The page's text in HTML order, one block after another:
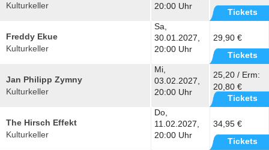
Kulturkeller
20:00 Uhr
Tickets
Freddy Ekue
Kulturkeller
Sa,
30.01.2027,
20:00 Uhr
29,90 €
Tickets
Jan Philipp Zymny
Kulturkeller
Mi,
03.02.2027,
20:00 Uhr
25,20 / Erm:
20,80 €
Tickets
The Hirsch Effekt
Kulturkeller
Do,
11.02.2027,
20:00 Uhr
34,95 €
Tickets